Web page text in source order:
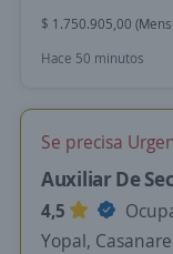
$ 1.750.905,00
Hace 50 minutos
Se precisa
Auxiliar De
4,5
Yopal, Casanare